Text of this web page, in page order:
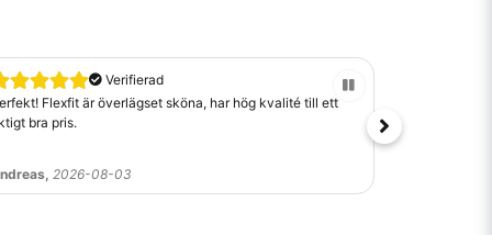
närbutik även online, med personlig
checkout via Klarna och Swish. Välj
Verifierad
Flexfit är överlägset sköna, har hög kvalité till ett
bra pris.
2026-08-03